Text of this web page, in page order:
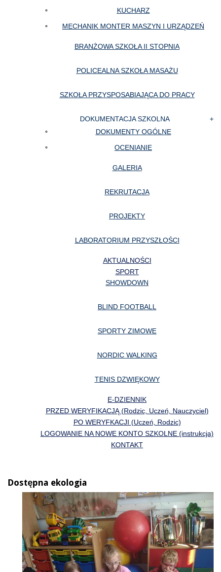
KUCHARZ
MECHANIK MONTER MASZYN I URZĄDZEŃ
BRANŻOWA SZKOŁA II STOPNIA
POLICEALNA SZKOŁA MASAŻU
SZKOŁA PRZYSPOSABIAJĄCA DO PRACY
DOKUMENTACJA SZKOLNA
DOKUMENTY OGÓLNE
OCENIANIE
GALERIA
REKRUTACJA
PROJEKTY
LABORATORIUM PRZYSZŁOŚCI
AKTUALNOŚCI
SPORT
SHOWDOWN
BLIND FOOTBALL
SPORTY ZIMOWE
NORDIC WALKING
TENIS DZWIĘKOWY
E-DZIENNIK
PRZED WERYFIKACJĄ (Rodzic, Uczeń, Nauczyciel)
PO WERYFKACJI (Uczeń, Rodzic)
LOGOWANIE NA NOWE KONTO SZKOLNE (instrukcja)
KONTAKT
Dostępna ekologia